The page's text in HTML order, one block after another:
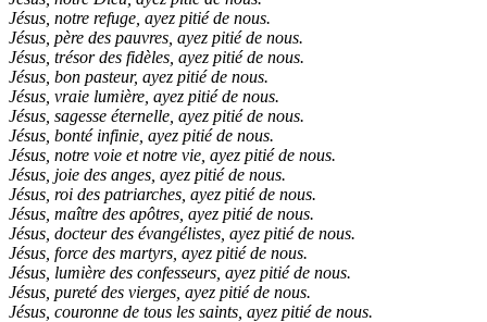
Jésus, notre refuge, ayez pitié de nous.
Jésus, père des pauvres, ayez pitié de nous.
Jésus, trésor des fidèles, ayez pitié de nous.
Jésus, bon pasteur, ayez pitié de nous.
Jésus, vraie lumière, ayez pitié de nous.
Jésus, sagesse éternelle, ayez pitié de nous.
Jésus, bonté infinie, ayez pitié de nous.
Jésus, notre voie et notre vie, ayez pitié de nous.
Jésus, joie des anges, ayez pitié de nous.
Jésus, roi des patriarches, ayez pitié de nous.
Jésus, maître des apôtres, ayez pitié de nous.
Jésus, docteur des évangélistes, ayez pitié de nous.
Jésus, force des martyrs, ayez pitié de nous.
Jésus, lumière des confesseurs, ayez pitié de nous.
Jésus, pureté des vierges, ayez pitié de nous.
Jésus, couronne de tous les saints, ayez pitié de nous.